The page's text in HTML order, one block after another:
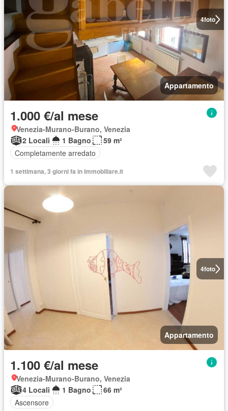
4foto
Appartamento
1.000 €/al mese
Venezia-Murano-Burano, Venezia
2 Locali
1 Bagno
59 m²
Completamente arredato
1 settimana, 3 giorni fa in Immobiliare.it
4foto
Appartamento
1.100 €/al mese
Venezia-Murano-Burano, Venezia
4 Locali
1 Bagno
66 m²
Ascensore